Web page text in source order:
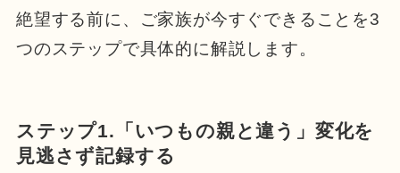
絶望する前に、ご家族が今すぐできることを3
つのステップで具体的に解説します。
ステップ1.「いつもの親と違う」変化を
見逃さず記録する